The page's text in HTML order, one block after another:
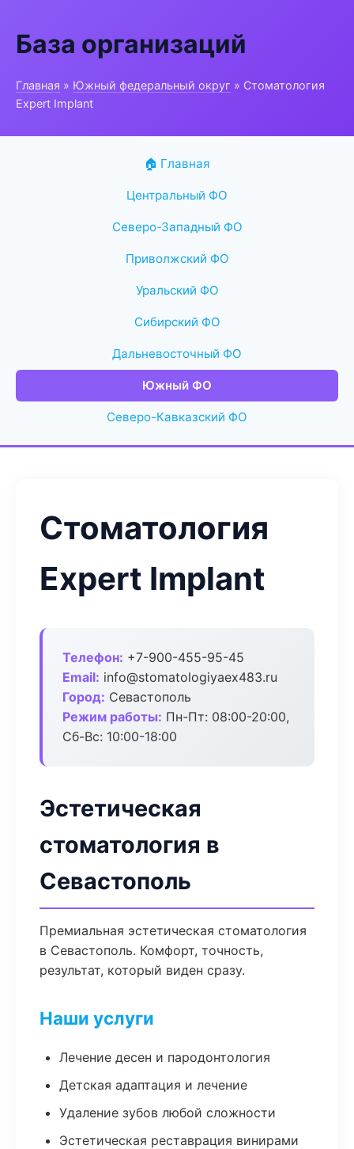
База организаций
Главная » Южный федеральный округ » Стоматология
Expert Implant
🏠 Главная
Центральный ФО
Северо-Западный ФО
Приволжский ФО
Уральский ФО
Сибирский ФО
Дальневосточный ФО
Южный ФО
Северо-Кавказский ФО
Стоматология
Expert Implant
Телефон: +7-900-455-95-45
Email: info@stomatologiyaex483.ru
Город: Севастополь
Режим работы: Пн-Пт: 08:00-20:00,
Сб-Вс: 10:00-18:00
Эстетическая
стоматология в
Севастополь
Премиальная эстетическая стоматология
в Севастополь. Комфорт, точность,
результат, который виден сразу.
Наши услуги
Лечение десен и пародонтология
Детская адаптация и лечение
Удаление зубов любой сложности
Эстетическая реставрация винирами